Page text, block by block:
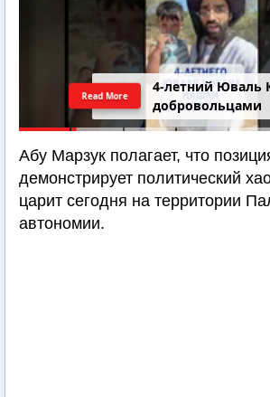
4-летний Юваль
добровольцами
Read More
Абу Марзук полагает, что
демонстрирует политический
царит сегодня на территории
автономии.